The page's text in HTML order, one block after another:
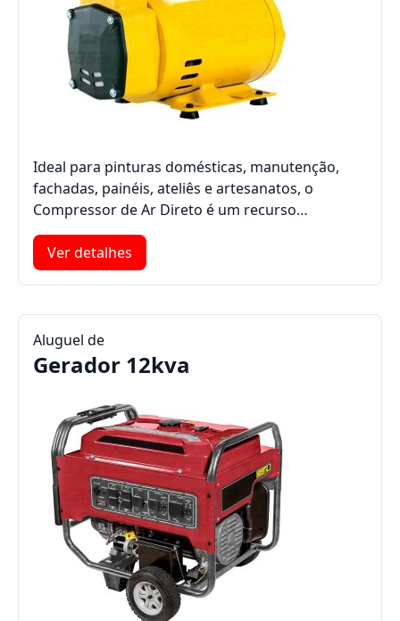
Ideal para pinturas domésticas, manutenção,
fachadas, painéis, ateliês e artesanatos, o
Compressor de Ar Direto é um recurso…
Ver detalhes
Aluguel de
Gerador 12kva